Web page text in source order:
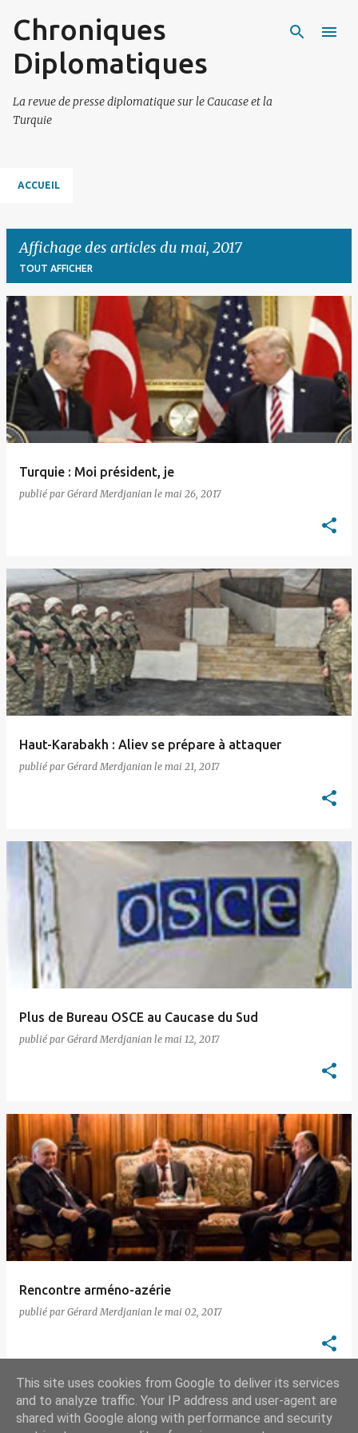
Accéder au contenu principal
Chroniques
Diplomatiques
La revue de presse diplomatique sur le Caucase et la
Turquie
ACCUEIL
Affichage des articles du mai, 2017
TOUT AFFICHER
A
r
Turquie : Moi président, je
publié par Gérard Merdjanian le mai 26, 2017
Haut-Karabakh : Aliev se prépare à attaquer
publié par Gérard Merdjanian le mai 21, 2017
Plus de Bureau OSCE au Caucase du Sud
publié par Gérard Merdjanian le mai 12, 2017
Rencontre arméno-azérie
publié par Gérard Merdjanian le mai 02, 2017
AUTRES ARTICLES
This site uses cookies from Google to deliver its services
and to analyze traffic. Your IP address and user-agent are
shared with Google along with performance and security